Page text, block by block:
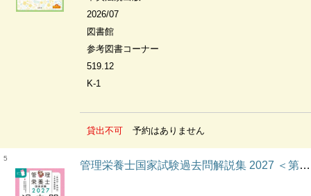
2026/07
図書館
参考図書コーナー
519.12
K-1
貸出不可 予約はありません
5
管理栄養士国家試験過去問解説集 2027 ＜第36回〜第40回＞5年分徹底解説